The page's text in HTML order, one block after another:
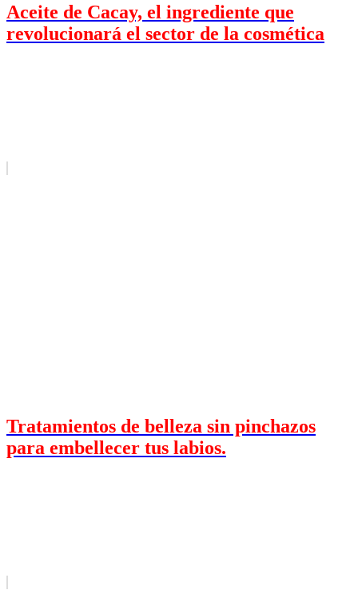
Aceite de Cacay, el ingrediente que
revolucionará el sector de la cosmética
Tratamientos de belleza sin pinchazos
para embellecer tus labios.